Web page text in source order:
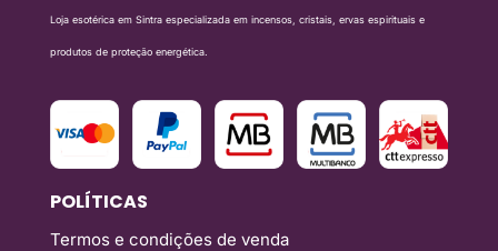
Loja esotérica em Sintra especializada em incensos, cristais, ervas espirituais e
produtos de proteção energética.
POLÍTICAS
Termos e condições de venda